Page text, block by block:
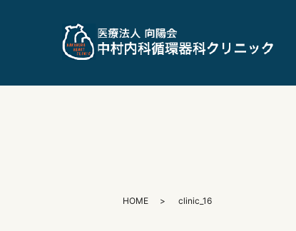
HOME clinic_16